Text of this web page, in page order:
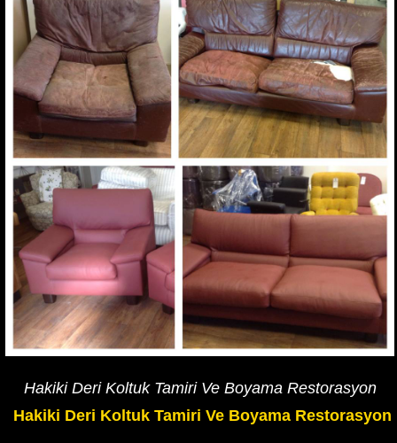
Hakiki Deri Koltuk Tamiri Ve Boyama Restorasyon
Hakiki Deri Koltuk Tamiri Ve Boyama Restorasyon